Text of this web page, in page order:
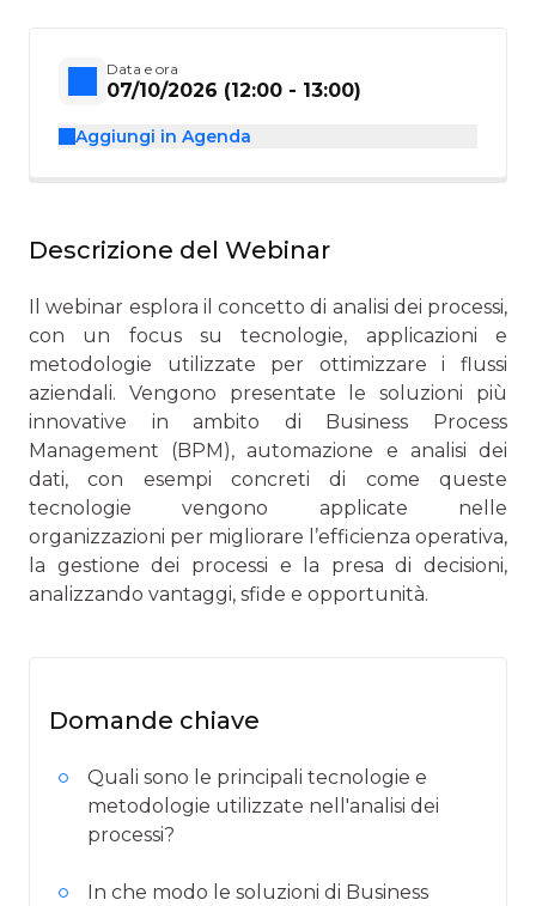
Data e ora
07/10/2026 (12:00 - 13:00)
Aggiungi in Agenda
Descrizione del Webinar
Il webinar esplora il concetto di analisi dei processi,
con un focus su tecnologie, applicazioni e
metodologie utilizzate per ottimizzare i flussi
aziendali. Vengono presentate le soluzioni più
innovative in ambito di Business Process
Management (BPM), automazione e analisi dei
dati, con esempi concreti di come queste
tecnologie vengono applicate nelle
organizzazioni per migliorare l’efficienza operativa,
la gestione dei processi e la presa di decisioni,
analizzando vantaggi, sfide e opportunità.
Domande chiave
Quali sono le principali tecnologie e
metodologie utilizzate nell'analisi dei
processi?
In che modo le soluzioni di Business